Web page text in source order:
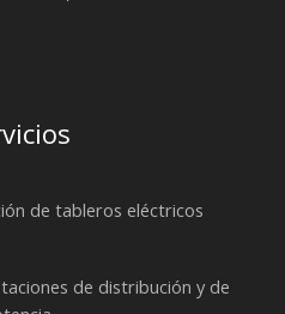
de tableros eléctricos
de distribución y de